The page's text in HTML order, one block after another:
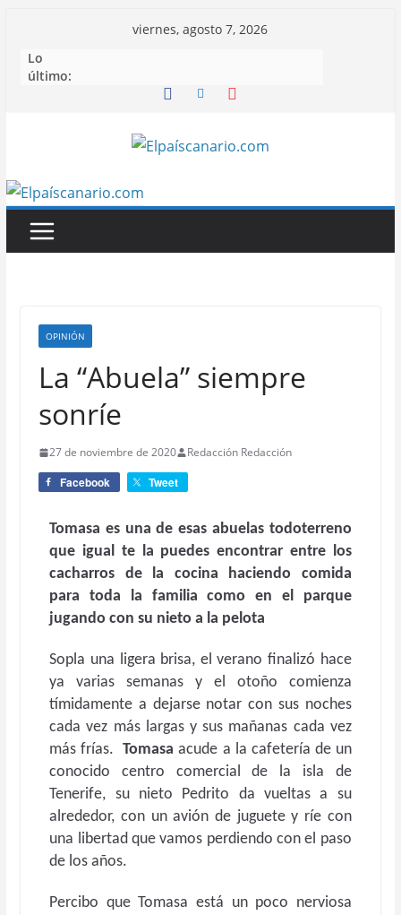
contenido
viernes, agosto 7, 2026
Lo
último:
OPINIÓN
La “Abuela” siempre
sonríe
27 de noviembre de 2020 Redacción Redacción
Facebook Tweet
Tomasa es una de esas abuelas todoterreno
que igual te la puedes encontrar entre los
cacharros de la cocina haciendo comida
para toda la familia como en el parque
jugando con su nieto a la pelota
Sopla una ligera brisa, el verano finalizó hace
ya varias semanas y el otoño comienza
tímidamente a dejarse notar con sus noches
cada vez más largas y sus mañanas cada vez
más frías.Tomasa acude a la cafetería de un
conocido centro comercial de la isla de
Tenerife, su nieto Pedrito da vueltas a su
alrededor, con un avión de juguete y ríe con
una libertad que vamos perdiendo con el paso
de los años.
Percibo que Tomasa está un poco nerviosa